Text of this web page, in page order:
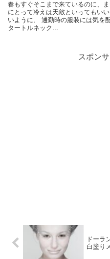
春もすぐそこまで来ているのに、
にとって冷えは天敵といってもい
いように、 通勤時の服装には気を
タートルネック...
スポン
ドーラ
白塗り